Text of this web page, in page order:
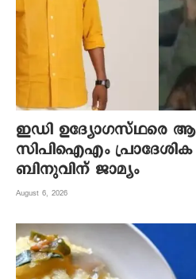
ഇഡി ഉദ്യോഗസ്ഥരെ
സിപിഐഎം
ബിനുവിന് ജാമ്യം
August 6, 2026